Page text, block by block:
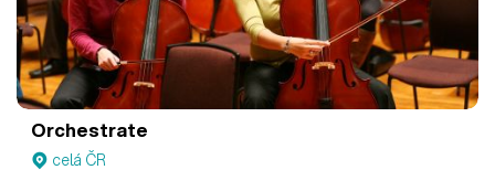
Orchestrate
celá ČR